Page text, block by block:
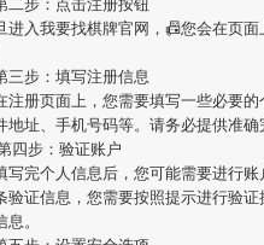
进入我要找棋牌官网，📠您会在页
三步：填写注册信息
注册页面上，您需要填写一些必要
地址、手机号码等。请务必提供准确
步：验证账户
写完个人信息后，您可能需要进行账
验证信息，您需要按照提示进行验
息。